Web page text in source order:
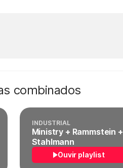
combinados
INDUSTRIAL
Ministry + Rammstein +
Stahlmann
Ouvir playlist